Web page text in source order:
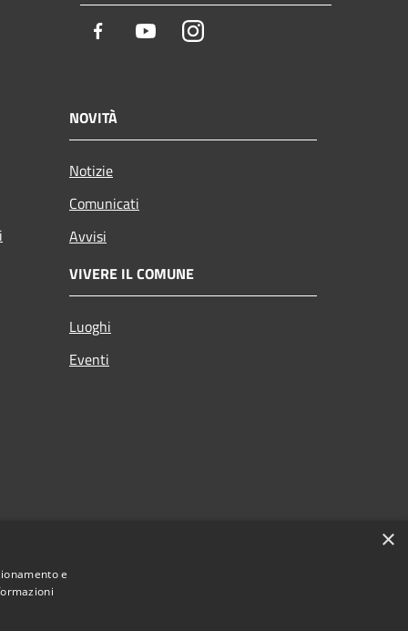
Facebook YoutubeInstagram
NOVITÀ
Notizie
Comunicati
Avvisi
VIVERE IL COMUNE
Luoghi
Eventi
×
e